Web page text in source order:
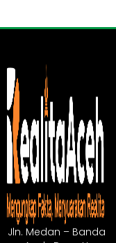
Jln. Medan – Banda